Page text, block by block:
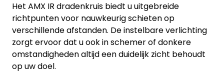
Het AMX IR dradenkruis biedt u uitgebreide
richtpunten voor nauwkeurig schieten op
verschillende afstanden. De instelbare verlichting
zorgt ervoor dat u ook in schemer of donkere
omstandigheden altijd een duidelijk zicht behoudt
op uw doel.